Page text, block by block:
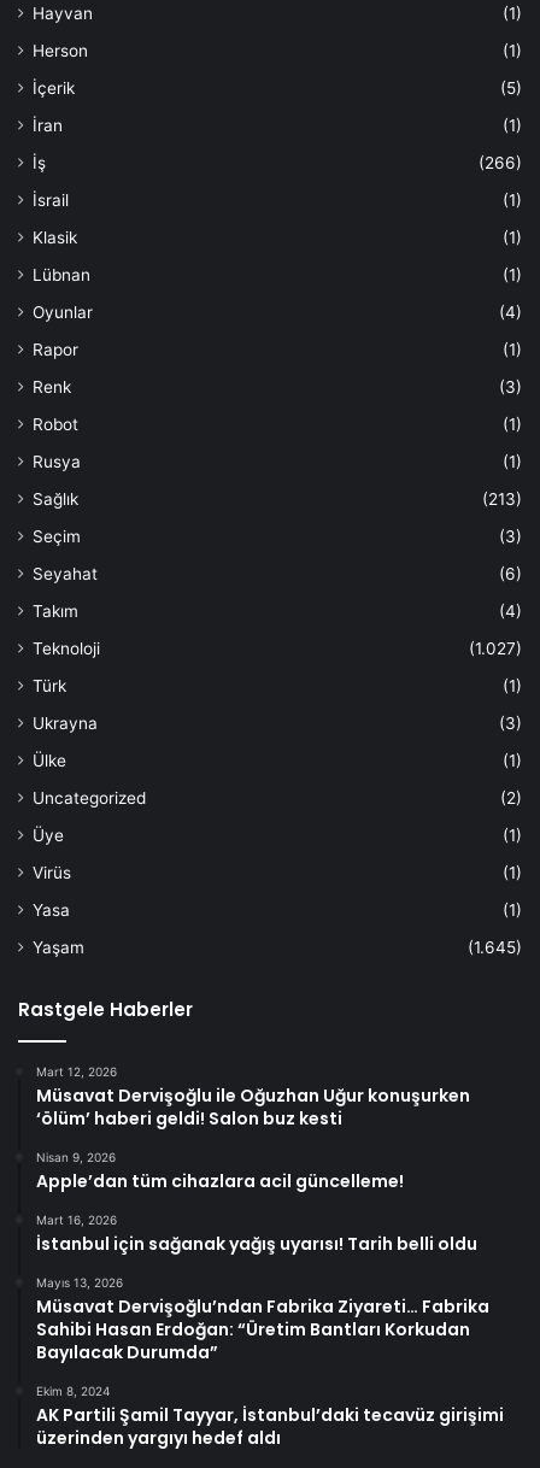
Hayvan
(1)
Herson
(1)
İçerik
(5)
İran
(1)
İş
(266)
İsrail
(1)
Klasik
(1)
Lübnan
(1)
Oyunlar
(4)
Rapor
(1)
Renk
(3)
Robot
(1)
Rusya
(1)
Sağlık
(213)
Seçim
(3)
Seyahat
(6)
Takım
(4)
Teknoloji
(1.027)
Türk
(1)
Ukrayna
(3)
Ülke
(1)
Uncategorized
(2)
Üye
(1)
Virüs
(1)
Yasa
(1)
Yaşam
(1.645)
Rastgele Haberler
Mart 12, 2026
Müsavat Dervişoğlu ile Oğuzhan Uğur konuşurken
‘ölüm’ haberi geldi! Salon buz kesti
Nisan 9, 2026
Apple’dan tüm cihazlara acil güncelleme!
Mart 16, 2026
İstanbul için sağanak yağış uyarısı! Tarih belli oldu
Mayıs 13, 2026
Müsavat Dervişoğlu’ndan Fabrika Ziyareti… Fabrika
Sahibi Hasan Erdoğan: “Üretim Bantları Korkudan
Bayılacak Durumda”
Ekim 8, 2024
AK Partili Şamil Tayyar, İstanbul’daki tecavüz girişimi
üzerinden yargıyı hedef aldı